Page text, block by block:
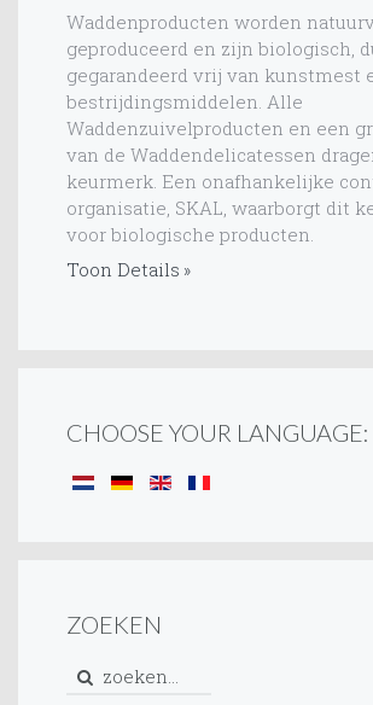
Waddenproducten worden
geproduceerd en zijn biologisch,
gegarandeerd vrij van kunstmest
bestrijdingsmiddelen. Alle
Waddenzuivelproducten en een
van de Waddendelicatessen
keurmerk. Een onafhankelijke
organisatie, SKAL, waarborgt dit
voor biologische producten.
Toon Details
CHOOSE YOUR LANGUAGE:
ZOEKEN